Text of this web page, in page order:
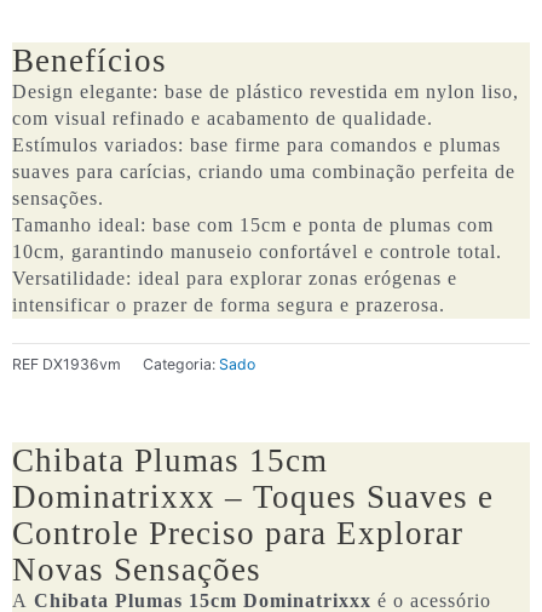
quantidade
Benefícios
Design elegante: base de plástico revestida em nylon liso,
com visual refinado e acabamento de qualidade.
Estímulos variados: base firme para comandos e plumas
suaves para carícias, criando uma combinação perfeita de
sensações.
Tamanho ideal: base com 15cm e ponta de plumas com
10cm, garantindo manuseio confortável e controle total.
Versatilidade: ideal para explorar zonas erógenas e
intensificar o prazer de forma segura e prazerosa.
REF DX1936vm Categoria: Sado
Chibata Plumas 15cm
Dominatrixxx – Toques Suaves e
Controle Preciso para Explorar
Novas Sensações
A Chibata Plumas 15cm Dominatrixxx é o acessório